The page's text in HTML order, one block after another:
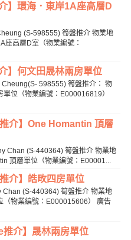
】環海．東岸1A座高層D
(S-598555) 筍盤推介 物業地
座高層D室（物業編號：
】何文田晟林兩房單位
Cheung(S- 598555) 筍盤推介： 物
單位（物業編號：E000016819）
介】One Homantin 頂層
Chan (S-440364) 筍盤推介 物業地
頂層單位（物業編號：E00001...
介】皓畋四房單位
Chan (S-440364) 筍盤推介 物業地
（物業編號：E000015606） 廣告
推介】晟林兩房單位